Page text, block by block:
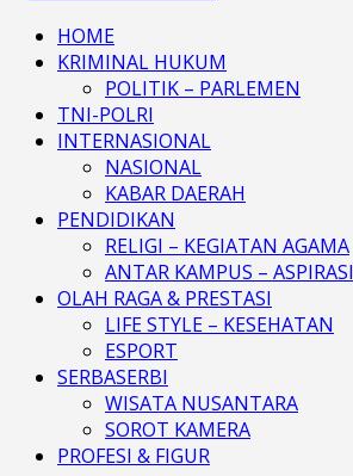
HOME
KRIMINAL HUKUM
POLITIK – PARLEMEN
TNI-POLRI
INTERNASIONAL
NASIONAL
KABAR DAERAH
PENDIDIKAN
RELIGI – KEGIATAN AGAMA
ANTAR KAMPUS – ASPIRASI
OLAH RAGA & PRESTASI
LIFE STYLE – KESEHATAN
ESPORT
SERBASERBI
WISATA NUSANTARA
SOROT KAMERA
PROFESI & FIGUR